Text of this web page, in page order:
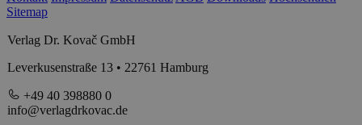
Sitemap
Verlag Dr. Kovač GmbH
Leverkusenstraße 13 • 22761 Hamburg
+49 40 398880 0
info@verlagdrkovac.de